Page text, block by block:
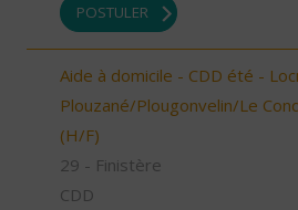
POSTULER
Aide à domicile - CDD été -
Plouzané/Plougonvelin/Le
(H/F)
29 - Finistère
CDD